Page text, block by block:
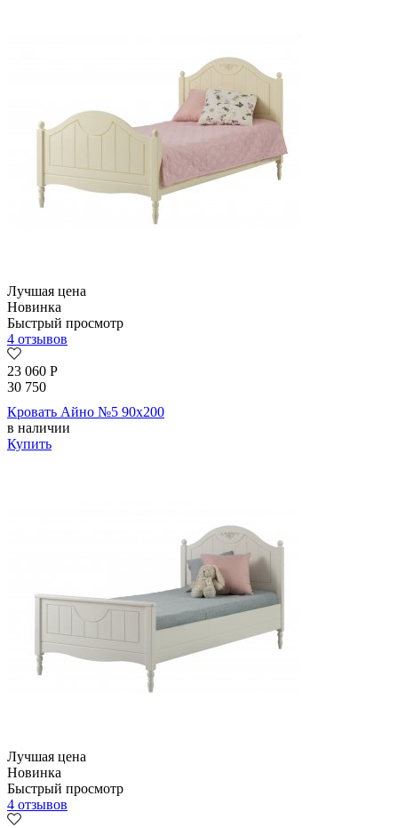
Лучшая цена
Новинка
Быстрый просмотр
4 отзывов
23 060 Р
30 750
Кровать Айно №5 90х200
в наличии
Купить
Лучшая цена
Новинка
Быстрый просмотр
4 отзывов